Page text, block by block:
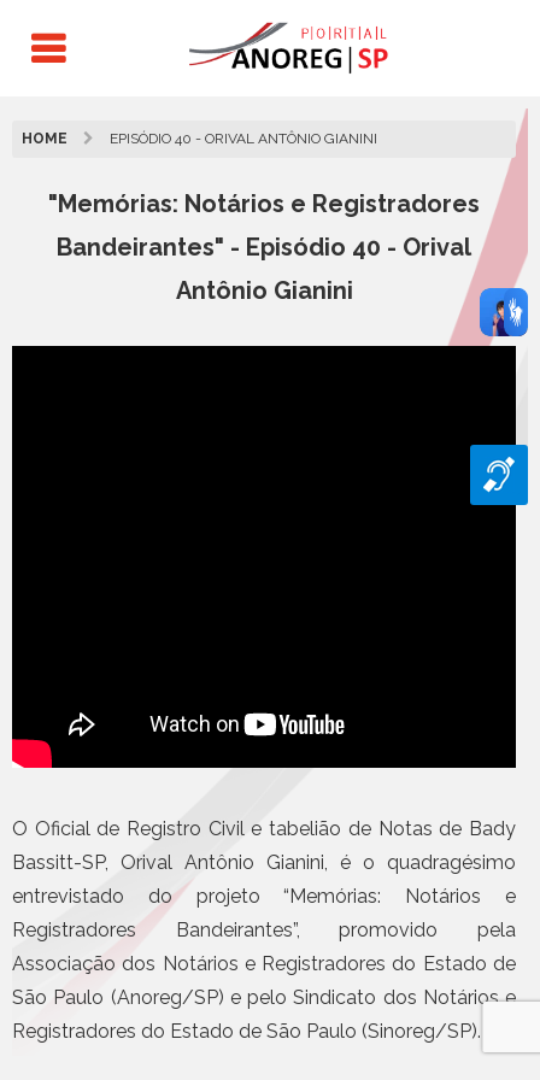
HOME EPISÓDIO 40 - ORIVAL ANTÔNIO GIANINI
"Memórias: Notários e Registradores
Bandeirantes" - Episódio 40 - Orival
Antônio Gianini
O Oficial de Registro Civil e tabelião de Notas de Bady
Bassitt-SP, Orival Antônio Gianini, é o quadragésimo
entrevistado do projeto “Memórias: Notários e
Registradores Bandeirantes”, promovido pela
Associação dos Notários e Registradores do Estado de
São Paulo (Anoreg/SP) e pelo Sindicato dos Notários e
Registradores do Estado de São Paulo (Sinoreg/SP).